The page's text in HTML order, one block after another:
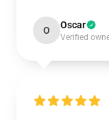
O Oscar
Verified